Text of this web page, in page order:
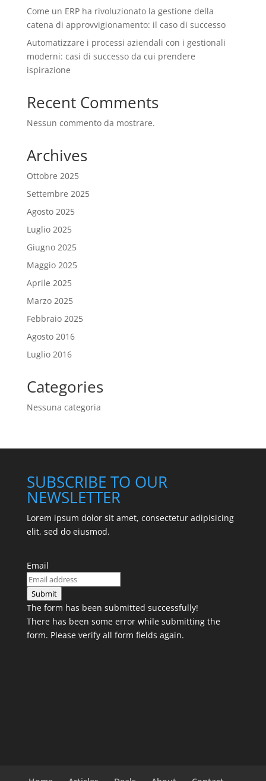
Come un ERP ha rivoluzionato la gestione della
catena di approvvigionamento: il caso di successo
Automatizzare i processi aziendali con i gestionali
moderni: casi di successo da cui prendere
ispirazione
Recent Comments
Nessun commento da mostrare.
Archives
Ottobre 2025
Settembre 2025
Agosto 2025
Luglio 2025
Giugno 2025
Maggio 2025
Aprile 2025
Marzo 2025
Febbraio 2025
Agosto 2016
Luglio 2016
Categories
Nessuna categoria
SUBSCRIBE TO OUR
NEWSLETTER
Lorem ipsum dolor sit amet, consectetur adipisicing
elit, sed do eiusmod.
Email
Submit
The form has been submitted successfully!
There has been some error while submitting the
form. Please verify all form fields again.